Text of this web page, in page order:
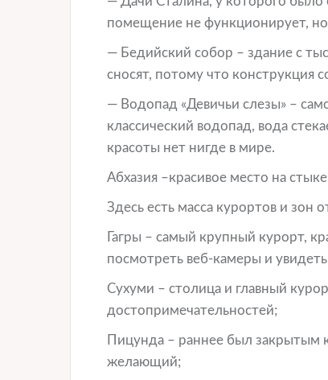
помещение не функционирует,
— Бедийский собор – здание с
сносят, потому что конструкция
— Водопад «Девичьи слезы» –
классический водопад, вода
красоты нет нигде в мире.
Абхазия –красивое место на
Здесь есть масса курортов и зон
Гагры – самый крупный курорт,
посмотреть веб-камеры и
Сухуми – столица и главный
достопримечательностей;
Пицунда – раннее был закрытым
желающий;